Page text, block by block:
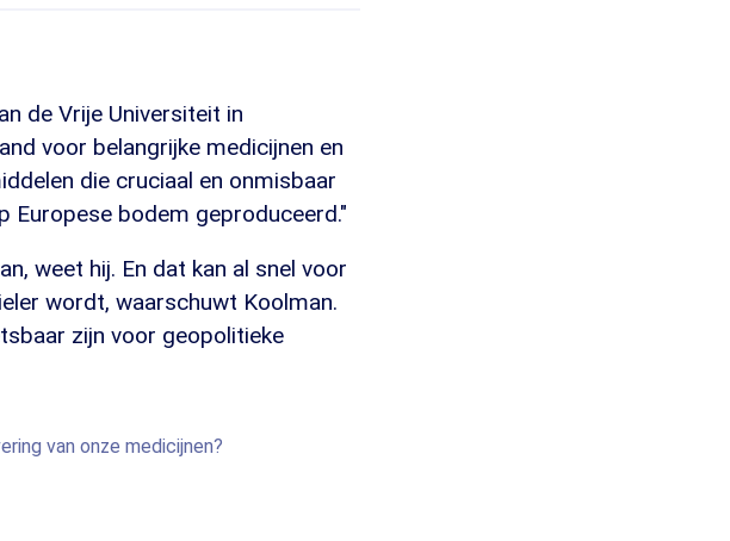
de Vrije Universiteit in
voor belangrijke medicijnen en
die cruciaal en onmisbaar
Europese bodem geproduceerd."
weet hij. En dat kan al snel voor
wordt, waarschuwt Koolman.
zijn voor geopolitieke
van onze medicijnen?